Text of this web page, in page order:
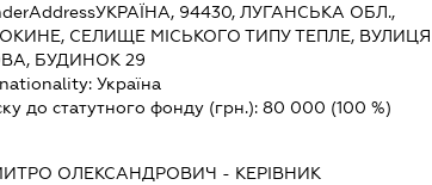
УКРАЇНА, 94430, ЛУГАНСЬКА ОБЛ.,
СЕЛИЩЕ МІСЬКОГО ТИПУ ТЕПЛЕ, ВУЛИЦЯ
БУДИНОК 29
Україна
до статутного фонду (грн.):80 000 (100 %)
ОЛЕКСАНДРОВИЧ - КЕРІВНИК